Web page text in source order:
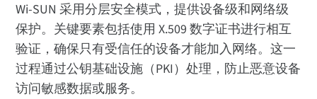
Wi-SUN 采用分层安全模式，提供设备级和网络级
保护。关键要素包括使用 X.509 数字证书进行相互
验证，确保只有受信任的设备才能加入网络。这一
过程通过公钥基础设施（PKI）处理，防止恶意设备
访问敏感数据或服务。